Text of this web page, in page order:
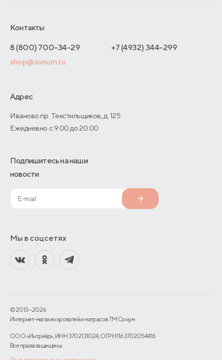
Отзывы покупателей
Как оформить заказ
Адреса магазинов
Договор-оферты
Отельерам
Оптовые продажи
О производстве
Контакты
8 (800) 700-34-29
+7 (4932) 344-299
shop@sonum.ru
Адрес
Иваново пр. Текстильщиков, д. 125
Ежедневно с 9:00 до 20:00
Подпишитесь на наши
новости
Мы в соцсетях
© 2013—2026
Интернет-магазин кроватей и матрасов TM Сонум
ООО «Интрейд», ИНН 3702131024, ОГРН 1163702054416
Все права защищены.